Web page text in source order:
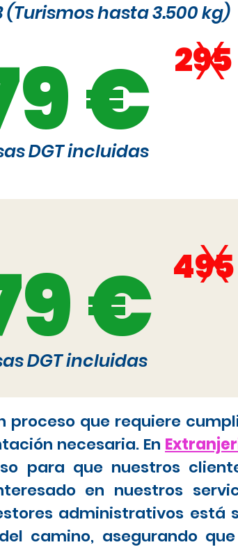
hasta 3.500 kg)
€ x
DGT incluidas
€ x
DGT incluidas
proceso que requiere
necesaria. En
para que nuestros
en nuestros
administrativos está
camino, asegurando